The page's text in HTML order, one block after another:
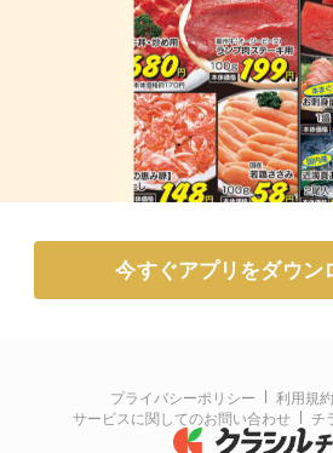
今すぐアプリをダウン
プライバシーポリシー 利用規約
サービスに関してのお問い合わせ
チ